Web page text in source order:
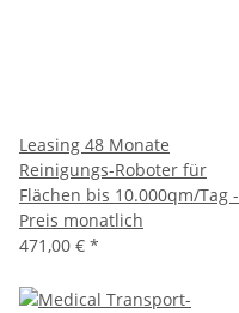
Leasing 48 Monate
Reinigungs-Roboter für
Flächen bis 10.000qm/Tag -
Preis monatlich
471,00 € *